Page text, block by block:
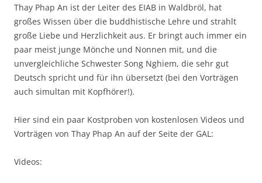
Thay Phap An ist der Leiter des EIAB in Waldbröl, hat
großes Wissen über die buddhistische Lehre und strahlt
große Liebe und Herzlichkeit aus. Er bringt auch immer ein
paar meist junge Mönche und Nonnen mit, und die
unvergleichliche Schwester Song Nghiem, die sehr gut
Deutsch spricht und für ihn übersetzt (bei den Vorträgen
auch simultan mit Kopfhörer!).
Hier sind ein paar Kostproben von kostenlosen Videos und
Vorträgen von Thay Phap An auf der Seite der GAL:
Videos: